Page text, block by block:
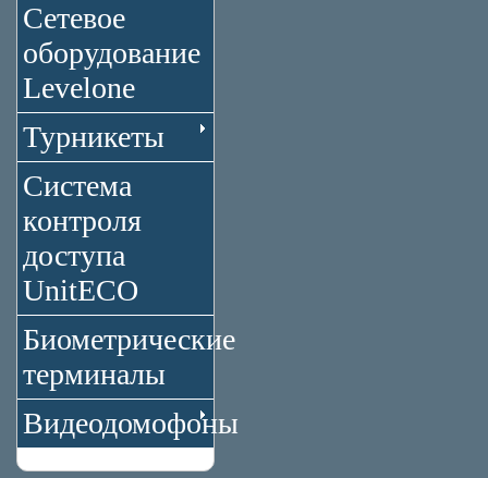
Сетевое
оборудование
Levelone
Турникеты
Система
контроля
доступа
UnitECO
Биометрические
терминалы
Видеодомофоны